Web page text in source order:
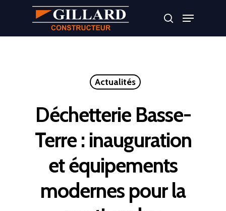
Actualités
Déchetterie Basse-
Terre : inauguration
et équipements
modernes pour la